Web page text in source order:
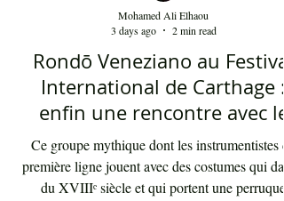
Rondō Veneziano au Festival
International de Carthage :
enfin une rencontre avec le
Mohamed Ali Elhaou
3 days ago
2 min read